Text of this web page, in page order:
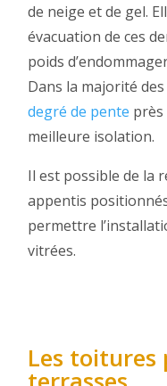
de neige et de gel.
évacuation de ces
poids
Dans la majorité
degré de pente près
meilleure isolation.
Il est possible de la
appentis
permettre
vitrées.
Les